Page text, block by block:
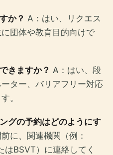
か？ A：はい、リクエス
団体や教育目的向けで
きますか？ A：はい、段
ター、バリアフリー対応
。
グの予約はどのようにす
に、関連機関（例：
BSVT）に連絡してく